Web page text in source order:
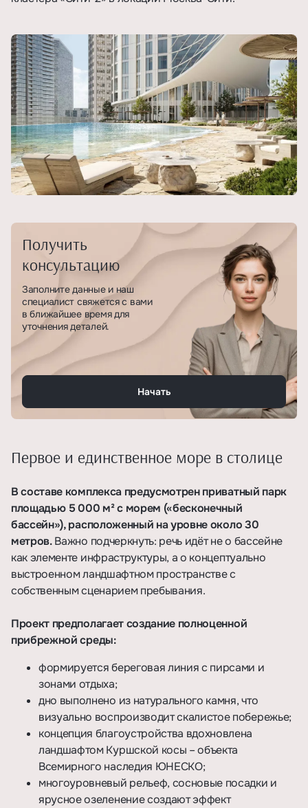
Получить
консультацию
Заполните данные и наш
специалист свяжется с вами
в ближайшее время для
уточнения деталей.
Начать
Первое и единственное море в столице
В составе комплекса предусмотрен приватный парк
площадью 5 000 м² с морем («бесконечный
бассейн»), расположенный на уровне около 30
метров.Важно подчеркнуть: речь идёт не о бассейне
как элементе инфраструктуры, а о концептуально
выстроенном ландшафтном пространстве с
собственным сценарием пребывания.
Проект предполагает создание полноценной
прибрежной среды:
формируется береговая линия с пирсами и
зонами отдыха;
дно выполнено из натурального камня, что
визуально воспроизводит скалистое побережье;
концепция благоустройства вдохновлена
ландшафтом Куршской косы – объекта
Всемирного наследия ЮНЕСКО;
многоуровневый рельеф, сосновые посадки и
ярусное озеленение создают эффект